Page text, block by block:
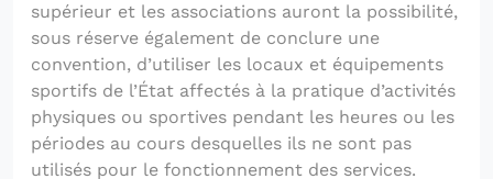
supérieur et les associations auront la possibilité,
sous réserve également de conclure une
convention, d’utiliser les locaux et équipements
sportifs de l’État affectés à la pratique d’activités
physiques ou sportives pendant les heures ou les
périodes au cours desquelles ils ne sont pas
utilisés pour le fonctionnement des services.